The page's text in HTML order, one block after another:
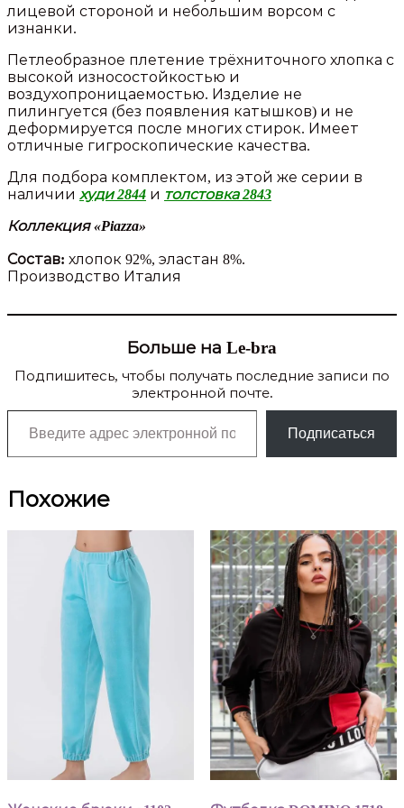
лицевой стороной и небольшим ворсом с
изнанки.
Петлеобразное плетение трёхниточного хлопка с
высокой износостойкостью и
воздухопроницаемостью. Изделие не
пилингуется (без появления катышков) и не
деформируется после многих стирок. Имеет
отличные гигроскопические качества.
Для подбора комплектом, из этой же серии в
наличии худи 2844 и толстовка 2843
Коллекция «Piazza»
Состав: хлопок 92%, эластан 8%.
Производство Италия
Больше на Le-bra
Подпишитесь, чтобы получать последние записи по
электронной почте.
Введите адрес электронной почты…
Подписаться
Похожие